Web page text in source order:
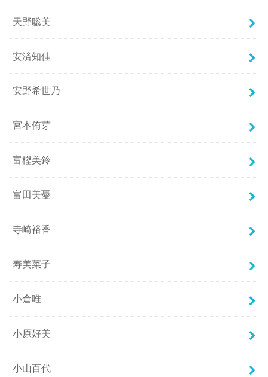
天野聡美
安済知佳
安野希世乃
宮本侑芽
富樫美鈴
富田美憂
寺崎裕香
寿美菜子
小倉唯
小原好美
小山百代